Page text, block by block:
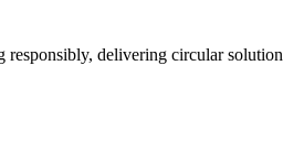
delivering circular